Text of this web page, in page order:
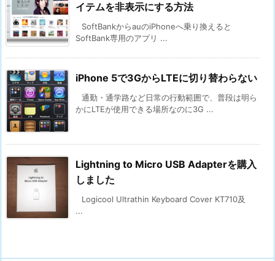
イテムを非表示にする方法
SoftBankからauのiPhoneへ乗り換えると
SoftBank専用のアプリ ...
iPhone 5で3GからLTEに切り替わらない
通勤・通学路など日常の行動範囲で、普段は明ら
かにLTEが使用できる場所なのに3G ...
Lightning to Micro USB Adapterを購入
しました
Logicool Ultrathin Keyboard Cover KT710及
...